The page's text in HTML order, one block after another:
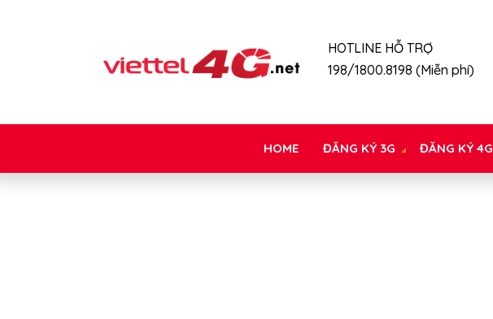
HOTLINE HỖ TRỢ
198/1800.8198 (Miễn phí)
HOME ĐĂNG KÝ 3G ĐĂNG KÝ 4G